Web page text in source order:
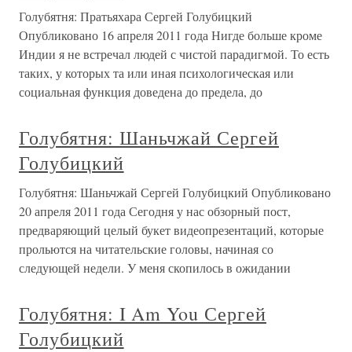
Голубятня: Пратьяхара Сергей Голубицкий
Опубликовано 16 апреля 2011 года Нигде больше кроме
Индии я не встречал людей с чистой парадигмой. То есть
таких, у которых та или иная психологическая или
социальная функция доведена до предела, до
Голубятня: Шаньчжай Сергей
Голубицкий
Голубятня: Шаньчжай Сергей Голубицкий Опубликовано
20 апреля 2011 года Сегодня у нас обзорный пост,
предваряющий целый букет видеопрезентаций, которые
прольются на читательские головы, начиная со
следующей недели. У меня скопилось в ожидании
Голубятня: I Am You Сергей
Голубицкий